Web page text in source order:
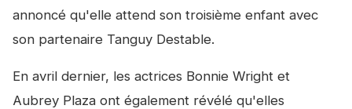
annoncé qu'elle attend son troisième enfant avec
son partenaire Tanguy Destable.
En avril dernier, les actrices Bonnie Wright et
Aubrey Plaza ont également révélé qu'elles